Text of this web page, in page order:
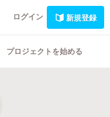
ログイン 新規登録
プロジェクトを始める